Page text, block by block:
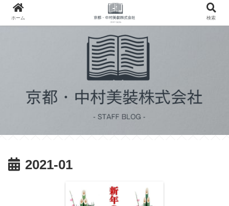
2021-01
ホーム 検索